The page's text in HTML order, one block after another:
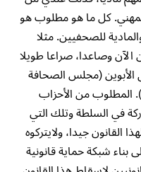
كل ما هو مطلوب هو
للصحفيين. مثلا
وصاعدا، صراعا طويلا
(مجلس الصحافة
المطلوب من الأحزاب
في السلطة وتلك التي
القانون جيدا، ولايتركوه
شبكة حماية قانونية